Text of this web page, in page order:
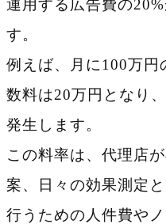
運用する広告費の
す。
例えば、月に100万円
数料は20万円となり
発生します。
この料率は、代理店
案、日々の効果測定
行うための人件費や